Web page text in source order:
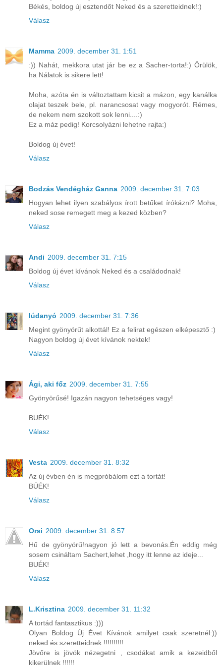
Békés, boldog új esztendőt Neked és a szeretteidnek!:)
Válasz
Mamma 2009. december 31. 1:51
:)) Nahát, mekkora utat jár be ez a Sacher-torta!:) Örülök,
ha Nálatok is sikere lett!
Moha, azóta én is változtattam kicsit a mázon, egy kanálka
olajat teszek bele, pl. narancsosat vagy mogyorót. Rémes,
de nekem nem szokott sok lenni....:)
Ez a máz pedig! Korcsolyázni lehetne rajta:)
Boldog új évet!
Válasz
Bodzás Vendégház Ganna 2009. december 31. 7:03
Hogyan lehet ilyen szabályos írott betűket írókázni? Moha,
neked sose remegett meg a kezed közben?
Válasz
Andi 2009. december 31. 7:15
Boldog új évet kívánok Neked és a családodnak!
Válasz
lúdanyó 2009. december 31. 7:36
Megint gyönyörűt alkottál! Ez a felirat egészen elképesztő :)
Nagyon boldog új évet kívánok nektek!
Válasz
Ági, aki főz 2009. december 31. 7:55
Gyönyörűsé! Igazán nagyon tehetséges vagy!
BUÉK!
Válasz
Vesta 2009. december 31. 8:32
Az új évben én is megpróbálom ezt a tortát!
BÚÉK!
Válasz
Orsi 2009. december 31. 8:57
Hű de gyönyörű!nagyon jó lett a bevonás.Én eddig még
sosem csináltam Sachert,lehet ,hogy itt lenne az ideje...
BUÉK!
Válasz
L.Krisztina 2009. december 31. 11:32
A tortád fantasztikus :)))
Olyan Boldog Új Évet Kívánok amilyet csak szeretnél:))
neked és szeretteidnek !!!!!!!!!!
Jövőre is jövök nézegetni , csodákat amik a kezeidből
kikerülnek !!!!!!